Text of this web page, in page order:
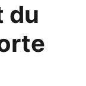
du